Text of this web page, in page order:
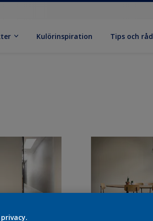
Kulörinspiration Tips och råd